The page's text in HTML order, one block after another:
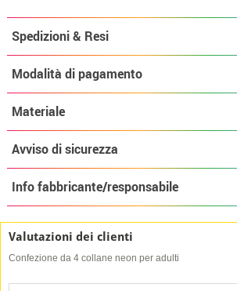
Spedizioni & Resi
Modalità di pagamento
Materiale
Avviso di sicurezza
Info fabbricante/responsabile
Valutazioni dei clienti
Confezione da 4 collane neon per adulti